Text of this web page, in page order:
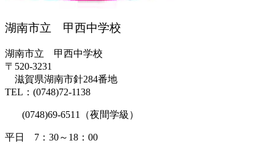
湖南市立 甲西中学校
湖南市立 甲西中学校
〒520-3231
滋賀県湖南市針284番地
TEL：(0748)72-1138
(0748)69-6511（夜間学級）
平日 7：30～18：00